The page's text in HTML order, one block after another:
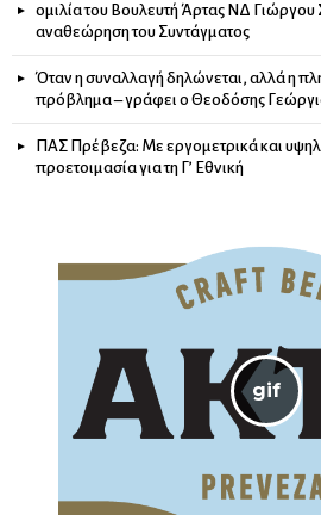
ομιλία του Βουλευτή Άρτας ΝΔ Γιώργου
αναθεώρηση του Συντάγματος
Όταν η συναλλαγή δηλώνεται, αλλά η
πρόβλημα – γράφει ο Θεοδόσης
ΠΑΣ Πρέβεζα: Με εργομετρικά και
προετοιμασία για τη Γ’ Εθνική